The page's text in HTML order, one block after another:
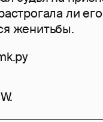
ли
женитьбы.